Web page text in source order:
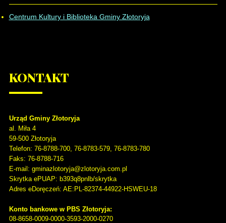
Centrum Kultury i Biblioteka Gminy Złotoryja
KONTAKT
Urząd Gminy Złotoryja
al. Miła 4
59-500 Złotoryja
Telefon: 76-8788-700, 76-8783-579, 76-8783-780
Faks: 76-8788-716
E-mail: gminazlotoryja@zlotoryja.com.pl
Skrytka ePUAP: b393q8pnlb/skrytka
Adres eDoręczeń: AE:PL-82374-44922-HSWEU-18
Konto bankowe w PBS Złotoryja:
08-8658-0009-0000-3593-2000-0270